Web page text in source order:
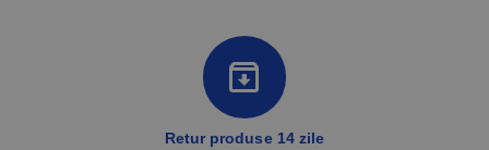
Retur produse 14 zile